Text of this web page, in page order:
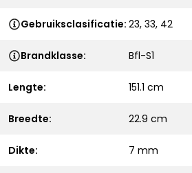
Gebruiksclasificatie: 23, 33, 42
Brandklasse: Bfl-S1
Lengte: 151.1 cm
Breedte: 22.9 cm
Dikte: 7 mm